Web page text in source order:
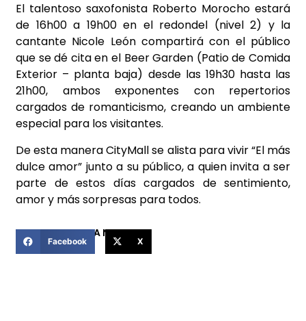
El talentoso saxofonista Roberto Morocho estará
de 16h00 a 19h00 en el redondel (nivel 2) y la
cantante Nicole León compartirá con el público
que se dé cita en el Beer Garden (Patio de Comida
Exterior – planta baja) desde las 19h30 hasta las
21h00, ambos exponentes con repertorios
cargados de romanticismo, creando un ambiente
especial para los visitantes.
De esta manera CityMall se alista para vivir “El más
dulce amor” junto a su público, a quien invita a ser
parte de estos días cargados de sentimiento,
amor y más sorpresas para todos.
COMPARTIR ESTA NOTICIA
Facebook X